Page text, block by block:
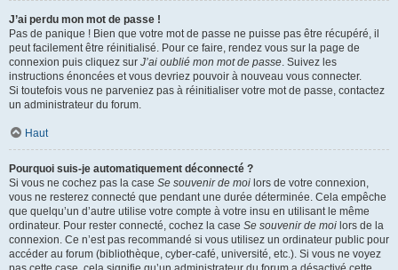
J’ai perdu mon mot de passe !
Pas de panique ! Bien que votre mot de passe ne puisse pas être récupéré, il
peut facilement être réinitialisé. Pour ce faire, rendez vous sur la page de
connexion puis cliquez sur J’ai oublié mon mot de passe. Suivez les
instructions énoncées et vous devriez pouvoir à nouveau vous connecter.
Si toutefois vous ne parveniez pas à réinitialiser votre mot de passe, contactez
un administrateur du forum.
Haut
Pourquoi suis-je automatiquement déconnecté ?
Si vous ne cochez pas la case Se souvenir de moi lors de votre connexion,
vous ne resterez connecté que pendant une durée déterminée. Cela empêche
que quelqu’un d’autre utilise votre compte à votre insu en utilisant le même
ordinateur. Pour rester connecté, cochez la case Se souvenir de moi lors de la
connexion. Ce n’est pas recommandé si vous utilisez un ordinateur public pour
accéder au forum (bibliothèque, cyber-café, université, etc.). Si vous ne voyez